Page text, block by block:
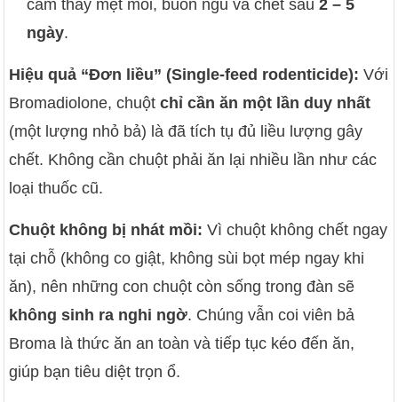
cảm thấy mệt mỏi, buồn ngủ và chết sau2 – 5
ngày.
Hiệu quả “Đơn liều” (Single-feed rodenticide):Với
Bromadiolone, chuộtchỉ cần ăn một lần duy nhất
(một lượng nhỏ bả) là đã tích tụ đủ liều lượng gây
chết. Không cần chuột phải ăn lại nhiều lần như các
loại thuốc cũ.
Chuột không bị nhát mồi:Vì chuột không chết ngay
tại chỗ (không co giật, không sùi bọt mép ngay khi
ăn), nên những con chuột còn sống trong đàn sẽ
không sinh ra nghi ngờ. Chúng vẫn coi viên bả
Broma là thức ăn an toàn và tiếp tục kéo đến ăn,
giúp bạn tiêu diệt trọn ổ.